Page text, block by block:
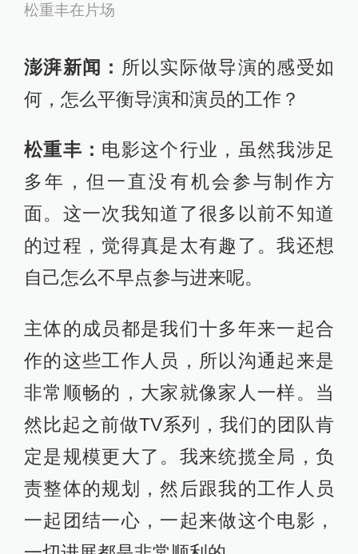
松重丰在片场
澎湃新闻： 所以实际做导演的感受如
何，怎么平衡导演和演员的工作？
松重丰： 电影这个行业，虽然我涉足
多年，但一直没有机会参与制作方
面。这一次我知道了很多以前不知道
的过程，觉得真是太有趣了。我还想
自己怎么不早点参与进来呢。
主体的成员都是我们十多年来一起合
作的这些工作人员，所以沟通起来是
非常顺畅的，大家就像家人一样。当
然比起之前做TV系列，我们的团队肯
定是规模更大了。我来统揽全局，负
责整体的规划，然后跟我的工作人员
一起团结一心，一起来做这个电影，